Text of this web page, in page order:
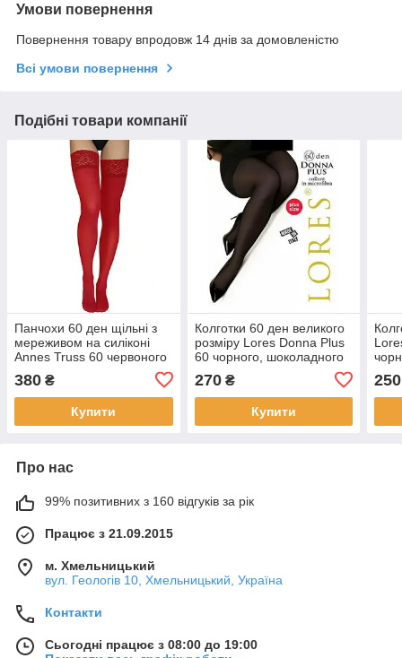
Умови повернення
Повернення товару впродовж 14 днів за домовленістю
Всі умови повернення
Подібні товари компанії
Панчохи 60 ден щільні з
мереживом на силіконі
Annes Truss 60 червоного
5/6 7/8 - р. 1/2
380 ₴
Купити
Колготки 60 ден великого
розміру Lores Donna Plus
60 чорного, шоколадного
розмір 6
270₴
Купити
250
Про нас
99% позитивних з 160 відгуків за рік
Працює з 21.09.2015
м. Хмельницький
вул. Геологів 10, Хмельницький, Україна
Контакти
Сьогодні працює з 08:00 до 19:00